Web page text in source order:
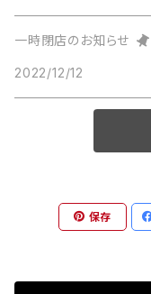
一時閉店のお知らせ
2022/12/12
保存